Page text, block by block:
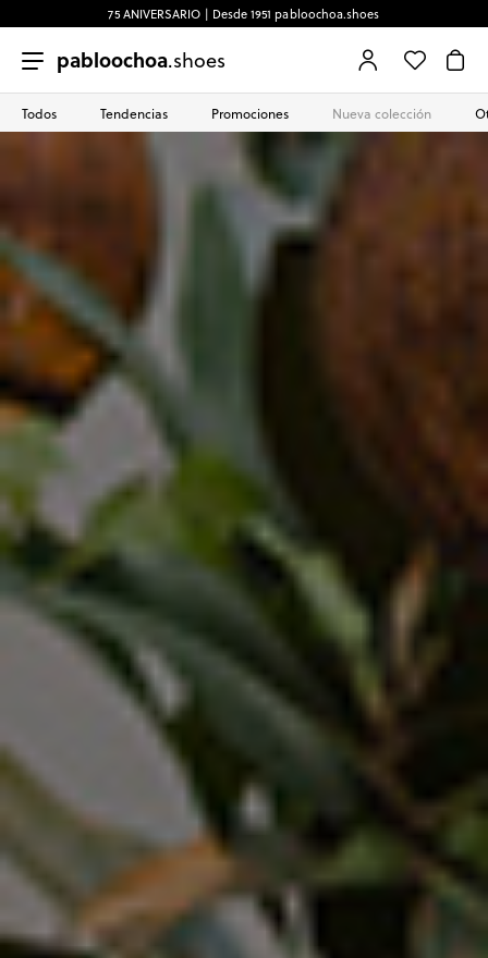
75 ANIVERSARIO | Desde 1951 pabloochoa.shoes
pabloochoa.shoes
Todos Tendencias Promociones Nueva colección